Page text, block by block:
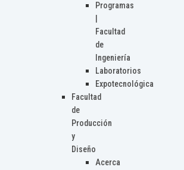
Programas
Facultad
de
Ingeniería
Laboratorios
Expotecnológica
Facultad
de
Producción
y
Diseño
Acerca